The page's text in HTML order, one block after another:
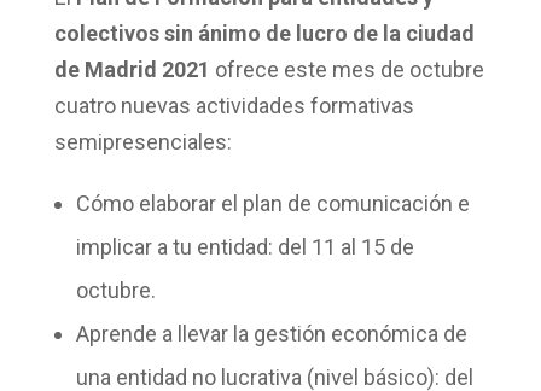
colectivos sin ánimo de lucro de la ciudad
de Madrid 2021 ofrece este mes de octubre
cuatro nuevas actividades formativas
semipresenciales:
Cómo elaborar el plan de comunicación e
implicar a tu entidad: del 11 al 15 de
octubre.
Aprende a llevar la gestión económica de
una entidad no lucrativa (nivel básico): del